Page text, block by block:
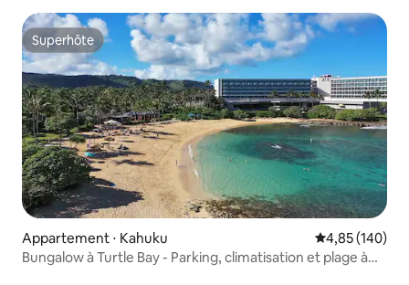
Superhôte
Superhôte
Appartement ⋅ Kahuku Évaluation
4,85 (140)
Bungalow à Turtle Bay - Parking, climatisation et plage à